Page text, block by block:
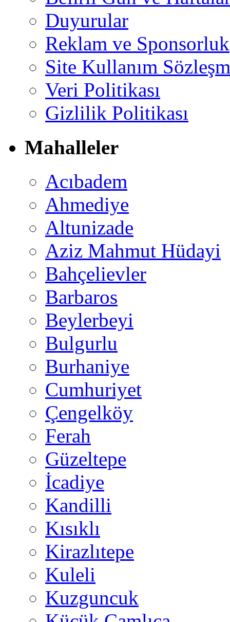
Duyurular
Reklam ve Sponsorluk
Site Kullanım
Veri Politikası
Gizlilik Politikası
Mahalleler
Acıbadem
Ahmediye
Altunizade
Aziz Mahmut Hüdayi
Bahçelievler
Barbaros
Beylerbeyi
Bulgurlu
Burhaniye
Cumhuriyet
Çengelköy
Ferah
Güzeltepe
İcadiye
Kandilli
Kısıklı
Kirazlıtepe
Kuleli
Kuzguncuk